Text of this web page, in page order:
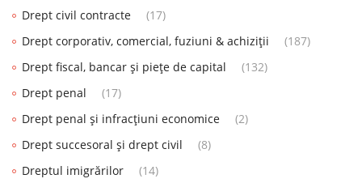
Drept civil contracte
(17)
Drept corporativ, comercial, fuziuni & achiziții
(187)
Drept fiscal, bancar și piețe de capital
(132)
Drept penal
(17)
Drept penal și infracțiuni economice
(2)
Drept succesoral și drept civil
(8)
Dreptul imigrărilor
(14)